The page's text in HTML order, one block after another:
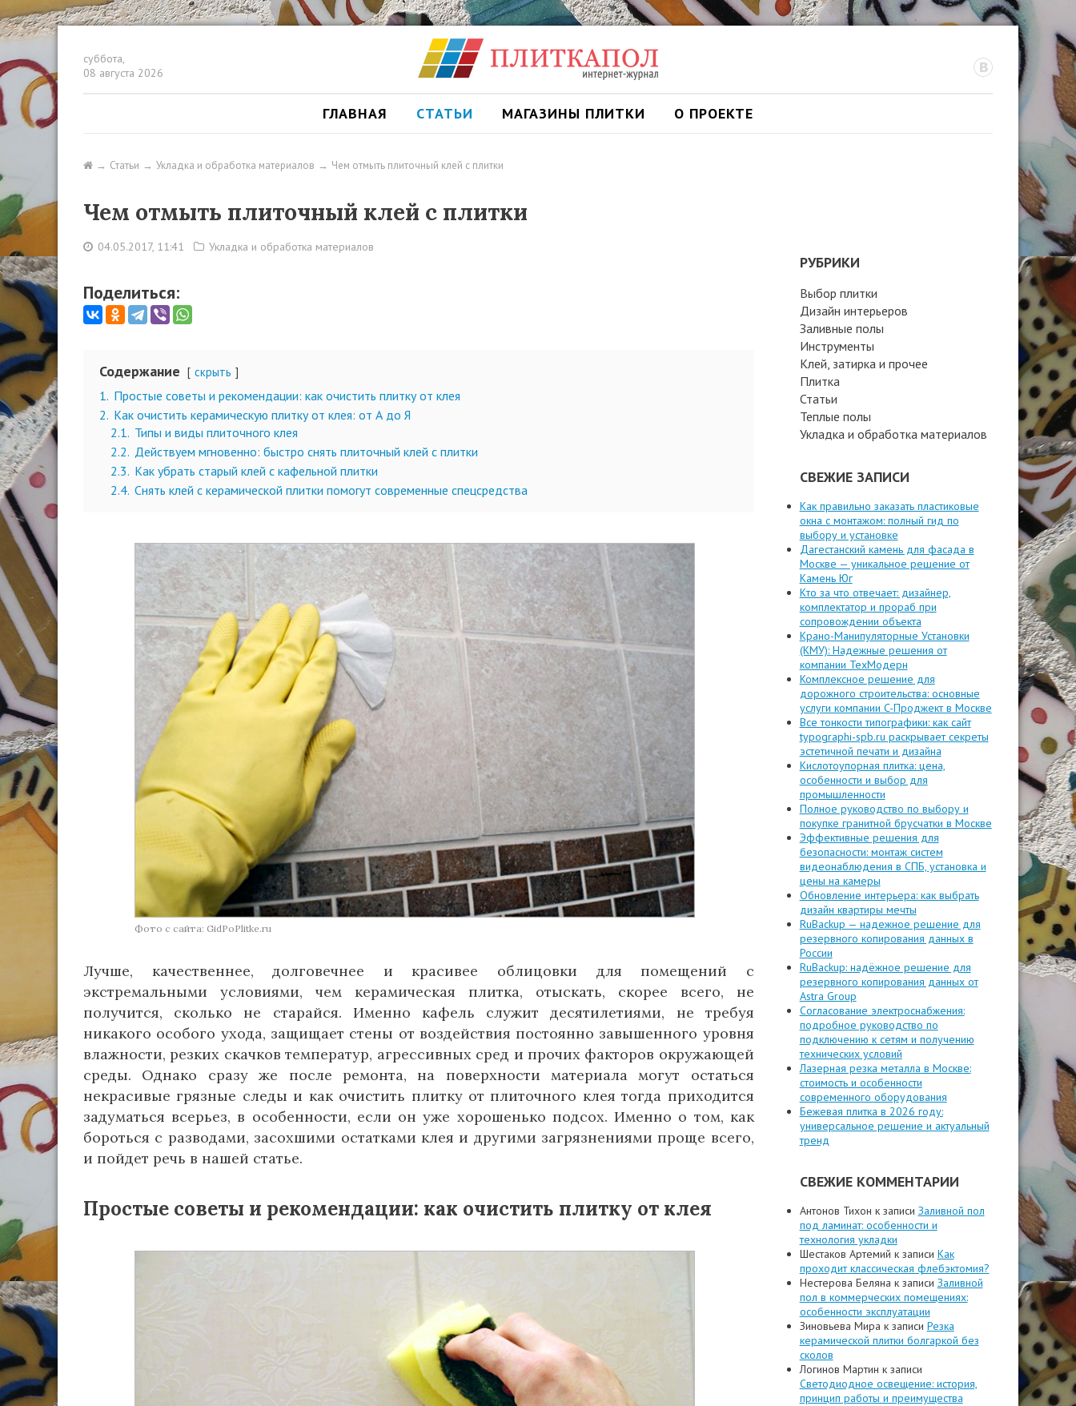
суббота,
08 августа 2026
ГЛАВНАЯ СТАТЬИ МАГАЗИНЫ ПЛИТКИ О ПРОЕКТЕ
Статьи Укладка и обработка материалов Чем отмыть плиточный клей с плитки
Чем отмыть плиточный клей с плитки
04.05.2017, 11:41 Укладка и обработка материалов
Поделиться:
Содержание скрыть
1. Простые советы и рекомендации: как очистить плитку от клея
2. Как очистить керамическую плитку от клея: от А до Я
2.1. Типы и виды плиточного клея
2.2. Действуем мгновенно: быстро снять плиточный клей с плитки
2.3. Как убрать старый клей с кафельной плитки
2.4. Снять клей с керамической плитки помогут современные спецсредства
Фото с сайта: GidPoPlitke.ru
Лучше, качественнее, долговечнее и красивее облицовки для помещений с
экстремальными условиями, чем керамическая плитка, отыскать, скорее всего, не
получится, сколько не старайся. Именно кафель служит десятилетиями, не требуя
никакого особого ухода, защищает стены от воздействия постоянно завышенного уровня
влажности, резких скачков температур, агрессивных сред и прочих факторов окружающей
среды. Однако сразу же после ремонта, на поверхности материала могут остаться
некрасивые грязные следы и как очистить плитку от плиточного клея тогда приходится
задуматься всерьез, в особенности, если он уже хорошенько подсох. Именно о том, как
бороться с разводами, засохшими остатками клея и другими загрязнениями проще всего,
и пойдет речь в нашей статье.
Простые советы и рекомендации: как очистить плитку от клея
РУБРИКИ
Выбор плитки
Дизайн интерьеров
Заливные полы
Инструменты
Клей, затирка и прочее
Плитка
Статьи
Теплые полы
Укладка и обработка материалов
СВЕЖИЕ ЗАПИСИ
Как правильно заказать пластиковые
окна с монтажом: полный гид по
выбору и установке
Дагестанский камень для фасада в
Москве — уникальное решение от
Камень Юг
Кто за что отвечает: дизайнер,
комплектатор и прораб при
сопровождении объекта
Крано-Манипуляторные Установки
(КМУ): Надежные решения от
компании ТехМодерн
Комплексное решение для
дорожного строительства: основные
услуги компании C-Проджект в Москве
Все тонкости типографики: как сайт
typographi-spb.ru раскрывает секреты
эстетичной печати и дизайна
Кислотоупорная плитка: цена,
особенности и выбор для
промышленности
Полное руководство по выбору и
покупке гранитной брусчатки в Москве
Эффективные решения для
безопасности: монтаж систем
видеонаблюдения в СПБ, установка и
цены на камеры
Обновление интерьера: как выбрать
дизайн квартиры мечты
RuBackup — надежное решение для
резервного копирования данных в
России
RuBackup: надёжное решение для
резервного копирования данных от
Astra Group
Согласование электроснабжения:
подробное руководство по
подключению к сетям и получению
технических условий
Лазерная резка металла в Москве:
стоимость и особенности
современного оборудования
Бежевая плитка в 2026 году:
универсальное решение и актуальный
тренд
СВЕЖИЕ КОММЕНТАРИИ
Антонов Тихон к записи Заливной пол
под ламинат: особенности и
технология укладки
Шестаков Артемий к записи Как
проходит классическая флебэктомия?
Нестерова Беляна к записи Заливной
пол в коммерческих помещениях:
особенности эксплуатации
Зиновьева Мира к записи Резка
керамической плитки болгаркой без
сколов
Логинов Мартин к записи
Светодиодное освещение: история,
принцип работы и преимущества